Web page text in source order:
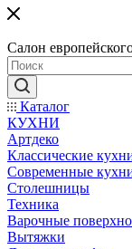
Салон
Каталог
КУХНИ
Артдеко
Классические
Современные
Столешницы
Техника
Варочные
Вытяжки